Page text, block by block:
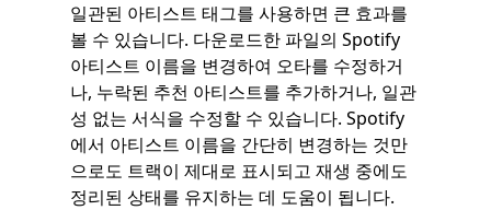
일관된 아티스트 태그를 사용하면 큰 효과를
볼 수 있습니다. 다운로드한 파일의 Spotify
아티스트 이름을 변경하여 오타를 수정하거
나, 누락된 추천 아티스트를 추가하거나, 일관
성 없는 서식을 수정할 수 있습니다. Spotify
에서 아티스트 이름을 간단히 변경하는 것만
으로도 트랙이 제대로 표시되고 재생 중에도
정리된 상태를 유지하는 데 도움이 됩니다.